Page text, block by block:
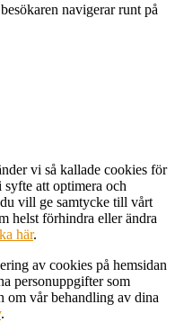
navigerar runt på
vi så kallade cookies för
syfte att optimera och
vill ge samtycke till vårt
helst förhindra eller ändra
här.
av cookies på hemsidan
personuppgifter som
om vår behandling av dina
.